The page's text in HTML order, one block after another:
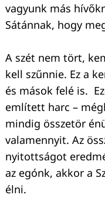
vagyunk más
Sátánnak, hogy
A szét nem tört,
kell szűnnie. Ez a
és mások felé is.
említett harc –
mindig összetör
valamennyit. Az
nyitottságot
az egónk, akkor a
élni.